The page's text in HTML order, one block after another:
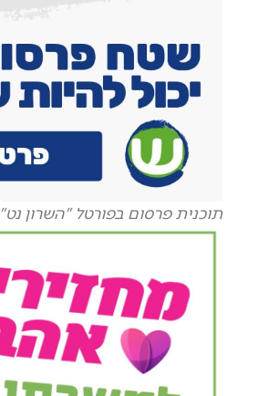
תוכנית פרסום בפורטל "השרון נט"